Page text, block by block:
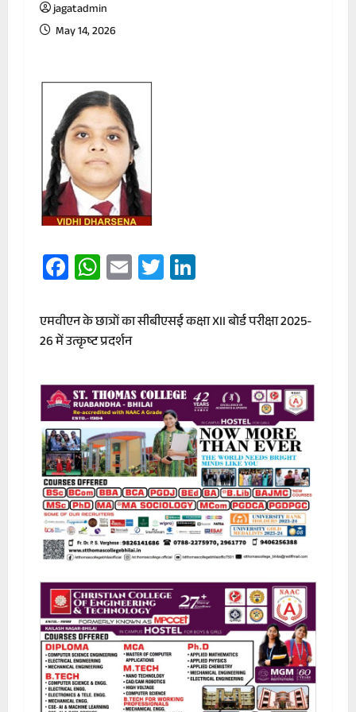
jagatadmin
May 14, 2026
Facebook
WhatsApp
EmailTwitter
एमवीएन के छात्रों का सीबीएसई कक्षा XII बोर्ड परीक्षा 2025-
26 में उत्कृष्ट प्रदर्शन